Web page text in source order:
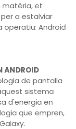
matèria, et
a estalviar
Android
ANDROID
de pantalla
sistema
d'energia en
que empren,